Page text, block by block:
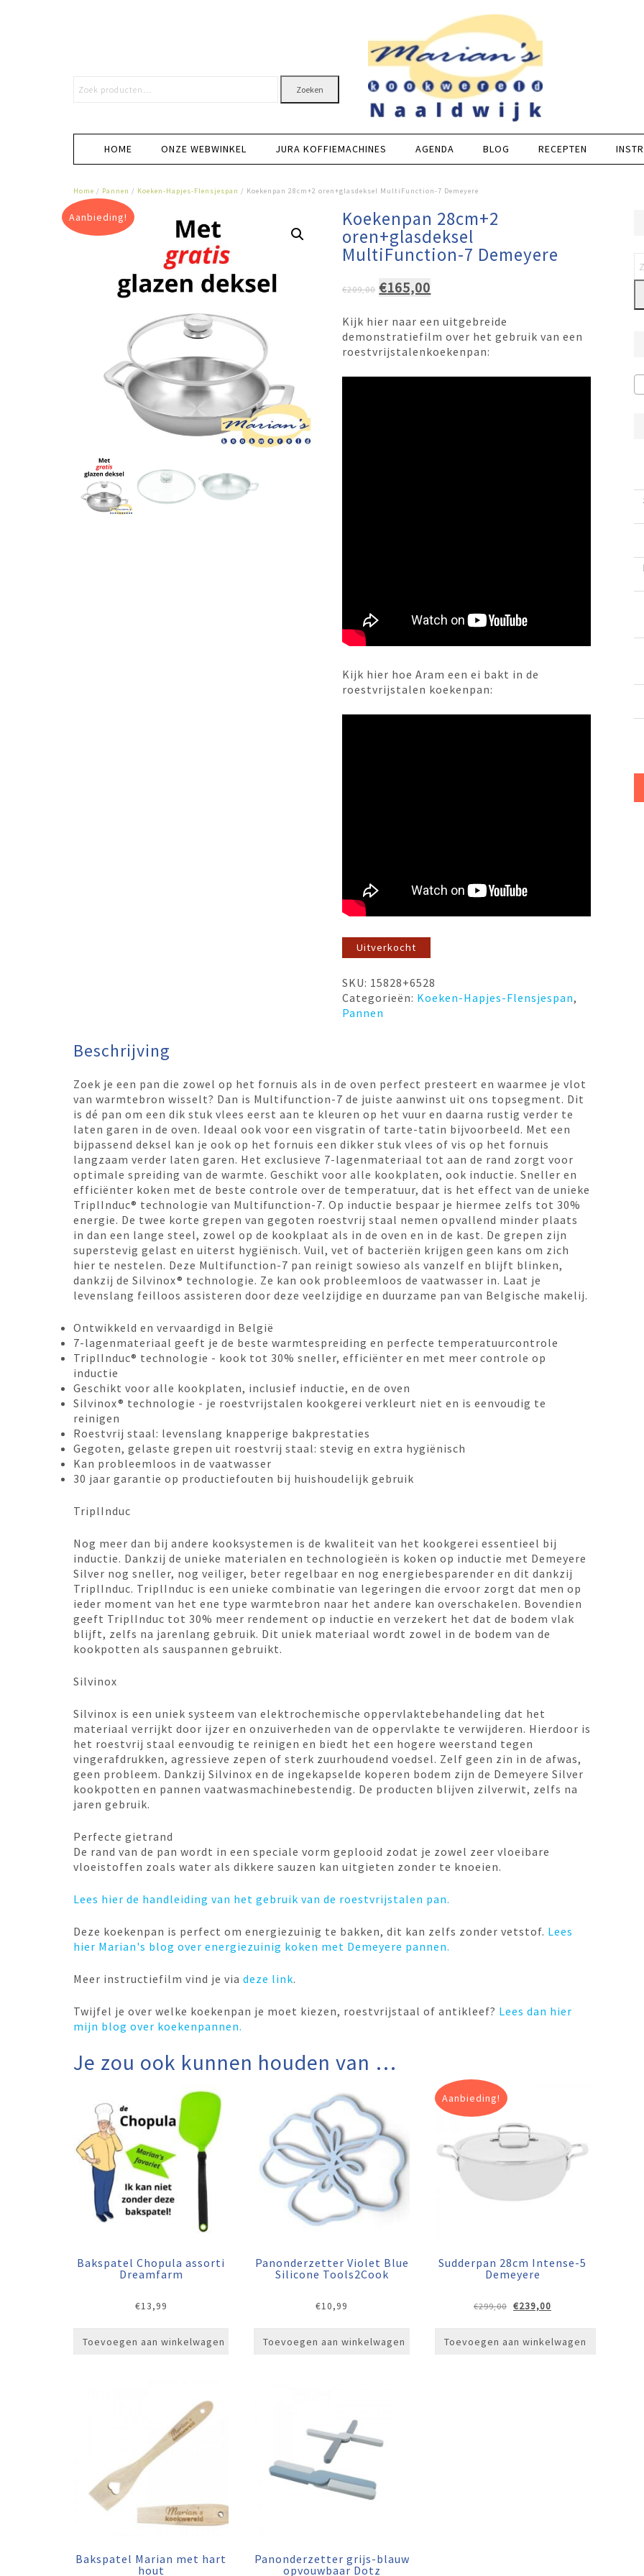
Zoeken
HOME ONZE WEBWINKEL JURA KOFFIEMACHINES AGENDA BLOG RECEPTEN
Home / Pannen / Koeken-Hapjes-Flensjespan / Koekenpan 28cm+2 oren+glasdeksel MultiFunction-7 Demeyere
Aanbieding! Koekenpan 28cm+2
oren+glasdeksel
MultiFunction-7 Demeyere
€209,00 Oorspronkelijke
was:
€209,00.
€165,00
is:
€165,00.
Kijk hier naar een uitgebreide
demonstratiefilm over het gebruik van een
roestvrijstalenkoekenpan:
Kijk hier hoe Aram een ei bakt in de
roestvrijstalen koekenpan:
Uitverkocht
SKU: 15828+6528
Categorieën: Koeken-Hapjes-Flensjespan,
Pannen
Beschrijving
Zoek je een pan die zowel op het fornuis als in de oven perfect presteert en waarmee je vlot
van warmtebron wisselt? Dan is Multifunction-7 de juiste aanwinst uit ons topsegment. Dit
is dé pan om een dik stuk vlees eerst aan te kleuren op het vuur en daarna rustig verder te
laten garen in de oven. Ideaal ook voor een visgratin of tarte-tatin bijvoorbeeld. Met een
bijpassend deksel kan je ook op het fornuis een dikker stuk vlees of vis op het fornuis
langzaam verder laten garen. Het exclusieve 7-lagenmateriaal tot aan de rand zorgt voor
optimale spreiding van de warmte. Geschikt voor alle kookplaten, ook inductie. Sneller en
efficiënter koken met de beste controle over de temperatuur, dat is het effect van de unieke
TriplInduc® technologie van Multifunction-7. Op inductie bespaar je hiermee zelfs tot 30%
energie. De twee korte grepen van gegoten roestvrij staal nemen opvallend minder plaats
in dan een lange steel, zowel op de kookplaat als in de oven en in de kast. De grepen zijn
superstevig gelast en uiterst hygiënisch. Vuil, vet of bacteriën krijgen geen kans om zich
hier te nestelen. Deze Multifunction-7 pan reinigt sowieso als vanzelf en blijft blinken,
dankzij de Silvinox® technologie. Ze kan ook probleemloos de vaatwasser in. Laat je
levenslang feilloos assisteren door deze veelzijdige en duurzame pan van Belgische makelij.
Ontwikkeld en vervaardigd in België
7-lagenmateriaal geeft je de beste warmtespreiding en perfecte temperatuurcontrole
TriplInduc® technologie - kook tot 30% sneller, efficiënter en met meer controle op
inductie
Geschikt voor alle kookplaten, inclusief inductie, en de oven
Silvinox® technologie - je roestvrijstalen kookgerei verkleurt niet en is eenvoudig te
reinigen
Roestvrij staal: levenslang knapperige bakprestaties
Gegoten, gelaste grepen uit roestvrij staal: stevig en extra hygiënisch
Kan probleemloos in de vaatwasser
30 jaar garantie op productiefouten bij huishoudelijk gebruik
TriplInduc
Nog meer dan bij andere kooksystemen is de kwaliteit van het kookgerei essentieel bij
inductie. Dankzij de unieke materialen en technologieën is koken op inductie met Demeyere
Silver nog sneller, nog veiliger, beter regelbaar en nog energiebesparender en dit dankzij
TriplInduc. TriplInduc is een unieke combinatie van legeringen die ervoor zorgt dat men op
ieder moment van het ene type warmtebron naar het andere kan overschakelen. Bovendien
geeft TriplInduc tot 30% meer rendement op inductie en verzekert het dat de bodem vlak
blijft, zelfs na jarenlang gebruik. Dit uniek materiaal wordt zowel in de bodem van de
kookpotten als sauspannen gebruikt.
Silvinox
Silvinox is een uniek systeem van elektrochemische oppervlaktebehandeling dat het
materiaal verrijkt door ijzer en onzuiverheden van de oppervlakte te verwijderen. Hierdoor is
het roestvrij staal eenvoudig te reinigen en biedt het een hogere weerstand tegen
vingerafdrukken, agressieve zepen of sterk zuurhoudend voedsel. Zelf geen zin in de afwas,
geen probleem. Dankzij Silvinox en de ingekapselde koperen bodem zijn de Demeyere Silver
kookpotten en pannen vaatwasmachinebestendig. De producten blijven zilverwit, zelfs na
jaren gebruik.
Perfecte gietrand
De rand van de pan wordt in een speciale vorm geplooid zodat je zowel zeer vloeibare
vloeistoffen zoals water als dikkere sauzen kan uitgieten zonder te knoeien.
Lees hier de handleiding van het gebruik van de roestvrijstalen pan.
Deze koekenpan is perfect om energiezuinig te bakken, dit kan zelfs zonder vetstof. Lees
hier Marian's blog over energiezuinig koken met Demeyere pannen.
Meer instructiefilm vind je via deze link.
Twijfel je over welke koekenpan je moet kiezen, roestvrijstaal of antikleef? Lees dan hier
mijn blog over koekenpannen.
Je zou ook kunnen houden van …
Bakspatel Chopula assorti
Dreamfarm
€13,99
Toevoegen aan winkelwagen
Panonderzetter Violet Blue
Silicone Tools2Cook
€10,99
Toevoegen aan winkelwagen
Aanbieding!
Sudderpan 28cm Intense-5
Demeyere
€299,00 Oorspronkelijke
€299,00.
€239,00
€239,00.
Toevoegen aan winkelwagen
Bakspatel Marian met hart
hout
Panonderzetter grijs-blauw
opvouwbaar Dotz